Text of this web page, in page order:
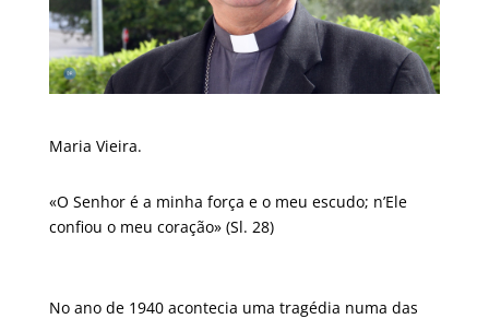
Maria Vieira.
«O Senhor é a minha força e o meu escudo; n’Ele
confiou o meu coração» (Sl. 28)
No ano de 1940 acontecia uma tragédia numa das